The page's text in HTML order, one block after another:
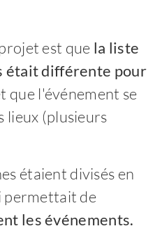
est que la liste
était différente pour
que l'événement se
lieux (plusieurs
étaient divisés en
permettait de
les événements.